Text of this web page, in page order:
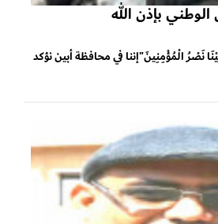
نَصْرُ الْمُؤْمِنِينَ"إننا في محافظة أبين نؤكد